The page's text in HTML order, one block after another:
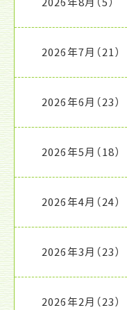
2026年7月 （21）
2026年6月 （23）
2026年5月 （18）
2026年4月 （24）
2026年3月 （23）
2026年2月 （23）